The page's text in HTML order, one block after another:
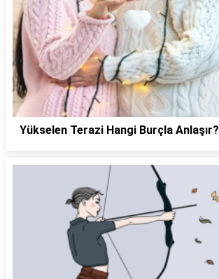
Yükselen Terazi Hangi Burçla Anlaşır?